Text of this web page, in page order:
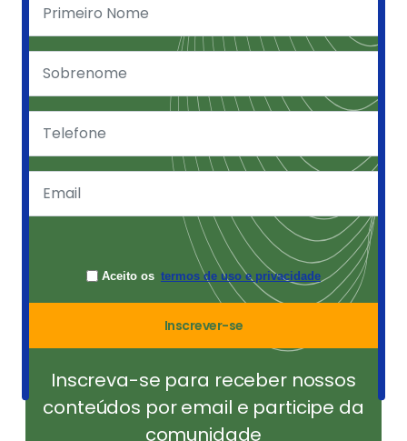
Aceito os termos de uso e privacidade
Inscrever-se
Inscreva-se para receber nossos
conteúdos por email e participe da
comunidade